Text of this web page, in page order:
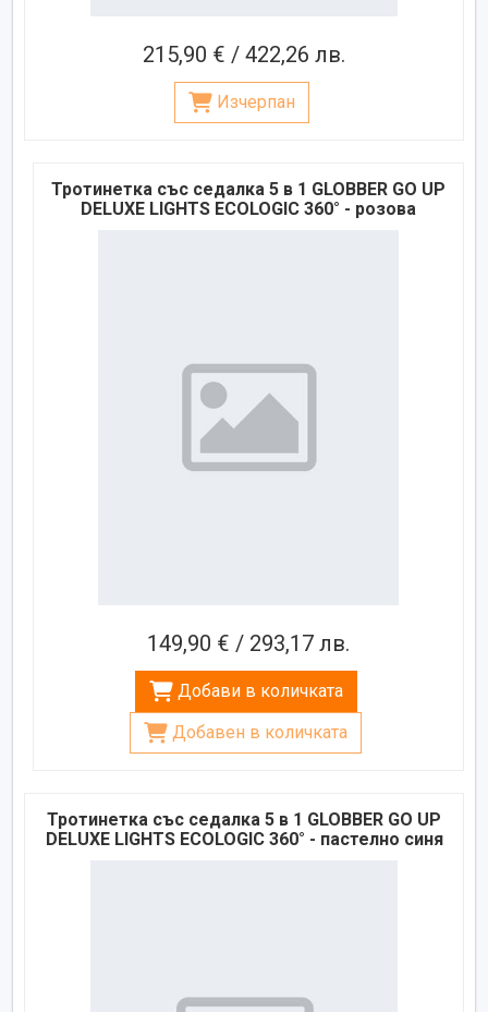
215,90 € / 422,26 лв.
Изчерпан
Тротинетка със седалка 5 в 1 GLOBBER GO UP
DELUXE LIGHTS ECOLOGIC 360° - розова
149,90 € / 293,17 лв.
Добави в количката
Добавен в количката
Тротинетка със седалка 5 в 1 GLOBBER GO UP
DELUXE LIGHTS ECOLOGIC 360° - пастелно синя